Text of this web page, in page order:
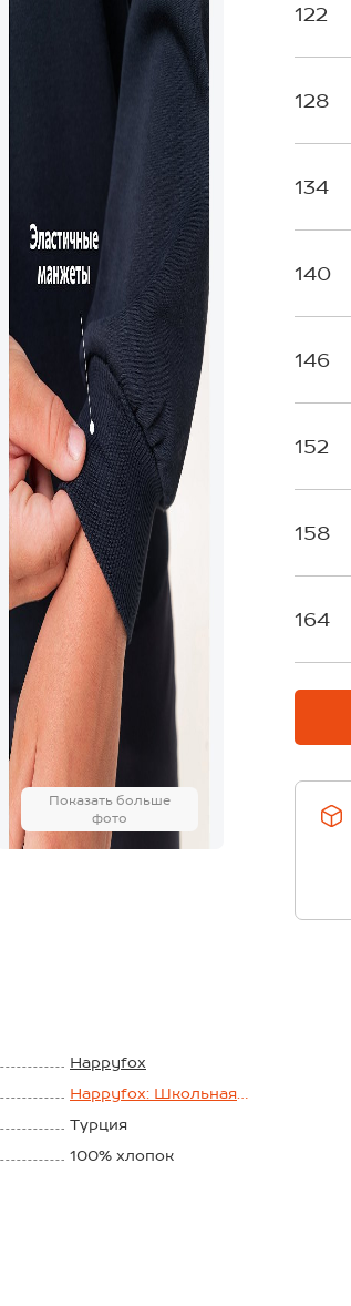
Показать больше
фото
122
128
134
140
146
152
158
164
Happyfox
Happyfox: Школьная
пора
Турция
100% хлопок